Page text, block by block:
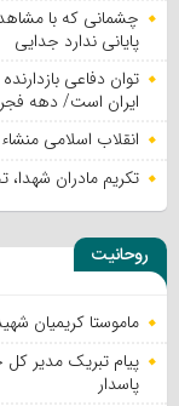
چشمانی که با
پایانی ندارد جدایی
توان دفاعی
ایران است/ دهه
انقلاب اسلامی
تکریم مادران
روحانیت
ماموستا کریمیان
پیام تبریک مدیر
پاسدار